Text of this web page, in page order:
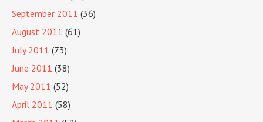
September 2011 (36)
August 2011 (61)
July 2011 (73)
June 2011 (38)
May 2011 (52)
April 2011 (58)